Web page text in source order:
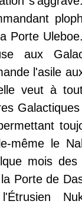
Porte
aux
l'asile
veut à
même le
mois
Porte de